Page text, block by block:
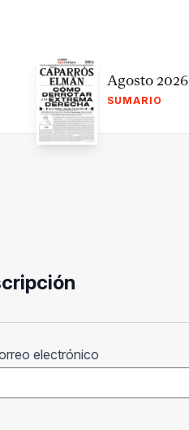
Agosto 2026
SUMARIO
electrónico